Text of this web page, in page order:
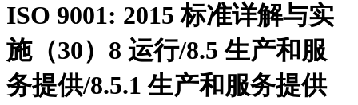
ISO 9001: 2015 标准详解与实
施（30）8 运行/8.5 生产和服
务提供/8.5.1 生产和服务提供